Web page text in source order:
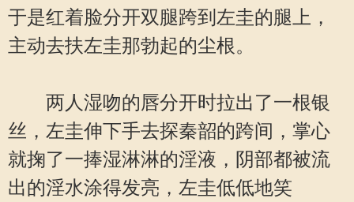
于是红着脸分开双腿跨到左圭的腿上，
主动去扶左圭那勃起的尘根。
两人湿吻的唇分开时拉出了一根银
丝，左圭伸下手去探秦韶的跨间，掌心
就掬了一捧湿淋淋的淫液，阴部都被流
出的淫水涂得发亮，左圭低低地笑